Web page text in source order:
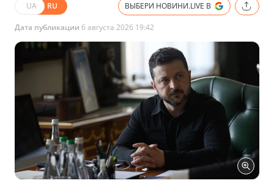
UA RU ВЫБЕРИ НОВИНИ.LIVE В
Дата публикации 6 августа 2026 19:42